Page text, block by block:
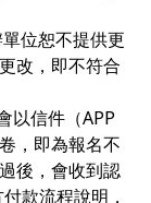
位恕不提供更
改，即不符合
以信件（APP
，即為報名不
後，會收到認
款流程說明，